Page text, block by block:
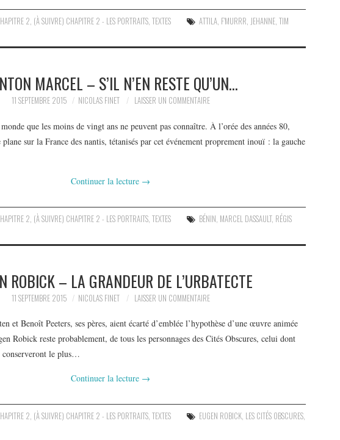
2, (À SUIVRE) CHAPITRE 2 - LES PORTRAITS,TEXTES ATTILA, F'MURRR, JEHANNE,TIM
MARCEL – S’IL N’EN RESTE QU’UN…
11 SEPTEMBRE 2015 NICOLAS FINET LAISSER UN COMMENTAIRE
que les moins de vingt ans ne peuvent pas connaître. À l’orée des années 80,
sur la France des nantis, tétanisés par cet événement proprement inouï : la gauche
Continuer la lecture →
2 (À SUIVRE) CHAPITRE 2 - LES PORTRAITS ,TEXTES BÉNIN MARCEL DASSAULT, RÉGIS
ROBICK – LA GRANDEUR DE L’URBATECTE
11 SEPTEMBRE 2015 NICOLAS FINET LAISSER UN COMMENTAIRE
et Benoît Peeters, ses pères, aient écarté d’emblée l’hypothèse d’une œuvre animée
Robick reste probablement, de tous les personnages des Cités Obscures, celui dont
conserveront le plus…
Continuer la lecture →
2, (À SUIVRE) CHAPITRE 2 - LES PORTRAITS,TEXTES EUGEN ROBICK, LES CITÉS OBSCURES,